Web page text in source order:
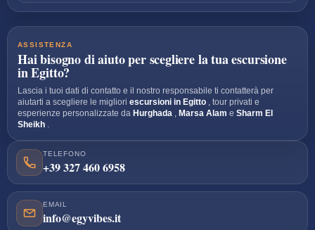
ASSISTENZA
Hai bisogno di aiuto per scegliere la tua escursione
in Egitto?
Lascia i tuoi dati di contatto e il nostro responsabile ti contatterà per
aiutarti a scegliere le migliori escursioni in Egitto
, tour privati e
esperienze personalizzate da Hurghada Marsa Alam e Sharm El
Sheikh
TELEFONO
+39 327 460 6958
EMAIL
info@egyvibes.it